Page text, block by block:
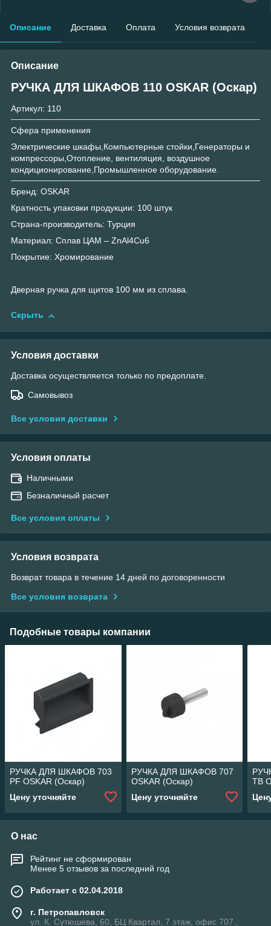
Описание Доставка Оплата Условия возврата
Описание
РУЧКА ДЛЯ ШКАФОВ 110 OSKAR (Оскар)
Артикул: 110
Сфера применения
Электрические шкафы,Компьютерные стойки,Генераторы и
компрессоры,Отопление, вентиляция, воздушное
кондиционирование,Промышленное оборудование.
Бренд: OSKAR
Кратность упаковки продукции: 100 штук
Страна-производитель: Турция
Материал: Сплав ЦАМ – ZnAl4Cu6
Покрытие: Хромирование
Дверная ручка для щитов 100 мм из сплава.
Скрыть
Условия доставки
Доставка осуществляется только по предоплате.
Самовывоз
Все условия доставки
Условия оплаты
Наличными
Безналичный расчет
Все условия оплаты
Условия возврата
Возврат товара в течение 14 дней по договоренности
Все условия возврата
Подобные товары компании
РУЧКА ДЛЯ ШКАФОВ 703
PF OSKAR (Оскар)
Цену уточняйте
РУЧКА ДЛЯ ШКАФОВ 707
OSKAR (Оскар)
Цену уточняйте
TB
О нас
Рейтинг не сформирован
Менее 5 отзывов за последний год
Работает с 02.04.2018
г. Петропавловск
ул. К. Сутюшева, 60, БЦ Квартал, 7 этаж, офис 707.,